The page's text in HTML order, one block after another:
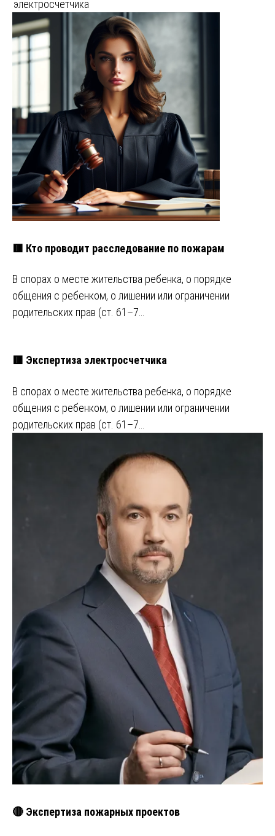
электросчетчика
🟥 Кто проводит расследование по пожарам
В спорах о месте жительства ребенка, о порядке
общения с ребенком, о лишении или ограничении
родительских прав (ст. 61–7…
🟥 Экспертиза электросчетчика
В спорах о месте жительства ребенка, о порядке
общения с ребенком, о лишении или ограничении
родительских прав (ст. 61–7…
🔴 Экспертиза пожарных проектов